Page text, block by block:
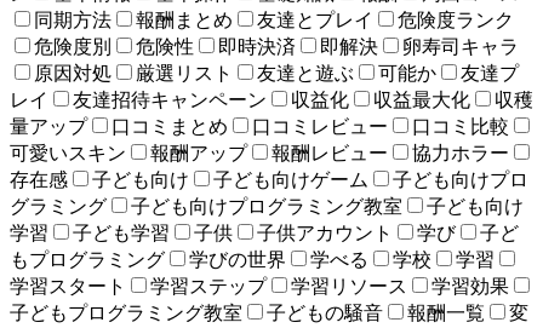
同期方法
報酬まとめ 友達とプレイ
危険度ランク
危険度別
危険性 即時決済 即解決
卵寿司キャラ
原因対処
厳選リスト 友達と遊ぶ 可能か
友達プ
レイ
友達招待キャンペーン 収益化 収益最大化
収穫
量アップ
口コミまとめ 口コミレビュー
口コミ比較
可愛いスキン
報酬アップ 報酬レビュー
協力ホラー
存在感
子ども向け 子ども向けゲーム
子ども向けプロ
グラミング
子ども向けプログラミング教室
子ども向け
学習
子ども学習 子供 子供アカウント 学び
子ど
もプログラミング
学びの世界 学べる 学校
学習
学習スタート
学習ステップ 学習リソース
学習効果
子どもプログラミング教室
子どもの騒音 報酬一覧
変